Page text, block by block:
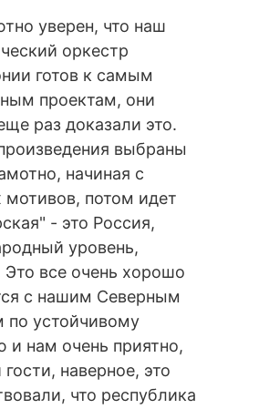
уверен, что наш
оркестр
готов к самым
проектам, они
раз доказали это.
выбраны
начиная с
мотивов, потом идет
- это Россия,
уровень,
Это все очень хорошо
с нашим Северным
устойчивому
и нам очень приятно,
наверное, это
что республика